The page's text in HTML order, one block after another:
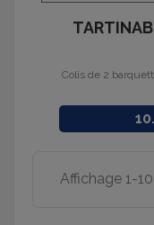
Colis de 2
Affichage 1-